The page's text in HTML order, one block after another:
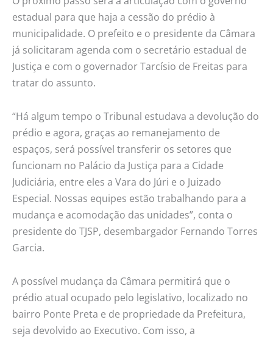
estadual para que haja a cessão do prédio à
municipalidade. O prefeito e o presidente da Câmara
já solicitaram agenda com o secretário estadual de
Justiça e com o governador Tarcísio de Freitas para
tratar do assunto.
“Há algum tempo o Tribunal estudava a devolução do
prédio e agora, graças ao remanejamento de
espaços, será possível transferir os setores que
funcionam no Palácio da Justiça para a Cidade
Judiciária, entre eles a Vara do Júri e o Juizado
Especial. Nossas equipes estão trabalhando para a
mudança e acomodação das unidades”, conta o
presidente do TJSP, desembargador Fernando Torres
Garcia.
A possível mudança da Câmara permitirá que o
prédio atual ocupado pelo legislativo, localizado no
bairro Ponte Preta e de propriedade da Prefeitura,
seja devolvido ao Executivo. Com isso, a